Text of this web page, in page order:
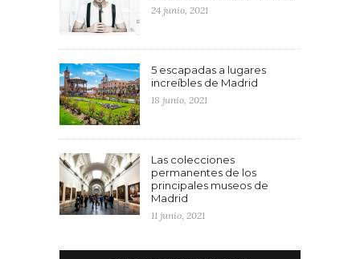
24 junio, 2021
5 escapadas a lugares
increíbles de Madrid
18 junio, 2021
Las colecciones
permanentes de los
principales museos de
Madrid
11 junio, 2021